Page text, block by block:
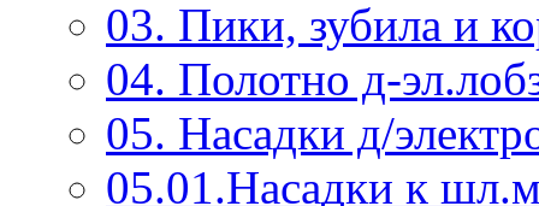
03. Пики, зубила и
04. Полотно д-
05. Насадки д/
05.01.Насадки к